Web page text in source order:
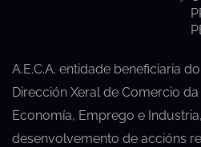
A.E.C.A. entidade beneficiaria
Dirección Xeral de Comercio
Economía, Emprego e
desenvolvemento de accións